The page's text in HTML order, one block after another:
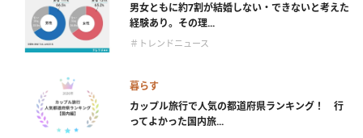
男女ともに約7割が結婚しない・できないと考えた
経験あり。その理...
＃トレンドニュース
暮らす
カップル旅行で人気の都道府県ランキング！ 行
ってよかった国内旅...